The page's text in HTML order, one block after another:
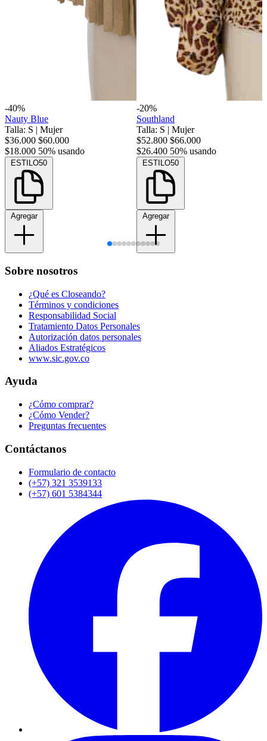
-40%
Nauty Blue
Talla: S | Mujer
$36.000 $60.000
$18.000 50% usando
ESTILO50
Agregar
-20%
Southland
Talla: S | Mujer
$52.800 $66.000
$26.400 50% usando
ESTILO50
Agregar
Sobre nosotros
¿Qué es Closeando?
Términos y condiciones
Responsabilidad Social
Tratamiento Datos Personales
Autorización datos personales
Aliados Estratégicos
www.sic.gov.co
Ayuda
¿Cómo comprar?
¿Cómo Vender?
Preguntas frecuentes
Contáctanos
Formulario de contacto
(+57) 321 3539133
(+57) 601 5384344